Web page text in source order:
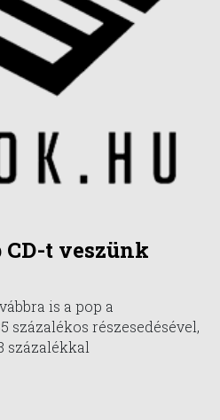
CD-t veszünk
is a pop a
százalékos részesedésével,
százalékkal